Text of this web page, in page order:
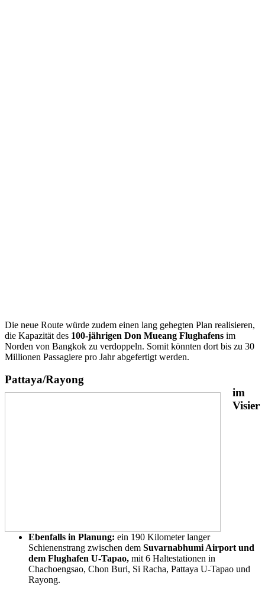
Die neue Route würde zudem einen lang gehegten Plan realisieren,
die Kapazität des 100-jährigen Don Mueang Flughafens im
Norden von Bangkok zu verdoppeln. Somit könnten dort bis zu 30
Millionen Passagiere pro Jahr abgefertigt werden.
Pattaya/Rayong
im
Visier
Ebenfalls in Planung: ein 190 Kilometer langer
Schienenstrang zwischen dem Suvarnabhumi Airport und
dem Flughafen U-Tapao, mit 6 Haltestationen in
Chachoengsao, Chon Buri, Si Racha, Pattaya U-Tapao und
Rayong.